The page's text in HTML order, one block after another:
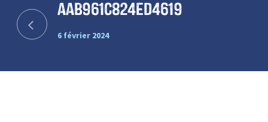
aab961c824ed4619
6 février 2024